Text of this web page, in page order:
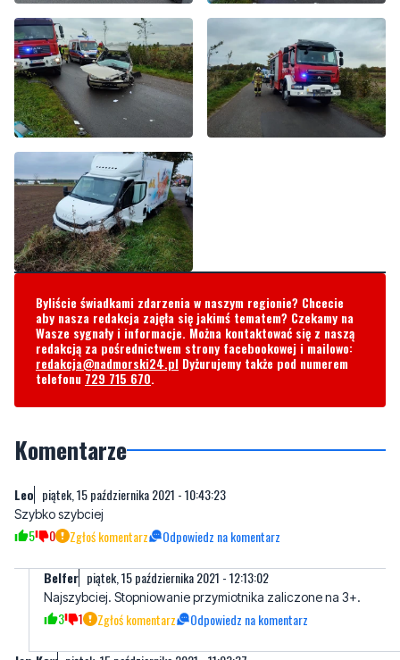
Byliście świadkami zdarzenia w naszym regionie? Chcecie
aby nasza redakcja zajęła się jakimś tematem? Czekamy na
Wasze sygnały i informacje. Można kontaktować się z naszą
redakcją za pośrednictwem strony facebookowej i mailowo:
redakcja@nadmorski24.pl Dyżurujemy także pod numerem
telefonu 729 715 670.
Komentarze
Leo piątek, 15 października 2021 - 10:43:23
Szybko szybciej
5 0 Zgłoś komentarz Odpowiedz na komentarz
Belfer piątek, 15 października 2021 - 12:13:02
Najszybciej. Stopniowanie przymiotnika zaliczone na 3+.
3 1 Zgłoś komentarz Odpowiedz na komentarz